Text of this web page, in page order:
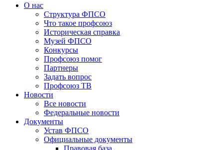
О нас
Структура ФПСО
Что такое профсоюз
Историческая справка
Музей ФПСО
Конкурсы
Профсоюз помог
Партнеры
Задать вопрос
Профсоюз ТВ
Новости
Все новости
Федеральные новости
Документы
Устав ФПСО
Официальные документы
Правовая база